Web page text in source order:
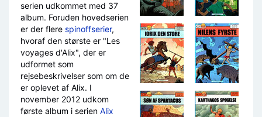
serien udkommet med 37
album. Foruden hovedserien
er der flere spinoffserier,
hvoraf den største er "Les
voyages d'Alix", der er
udformet som
rejsebeskrivelser som om de
er oplevet af Alix. I
november 2012 udkom
første album i serien Alix